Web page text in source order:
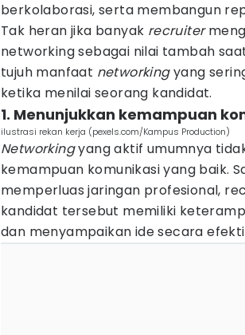
berkolaborasi, serta membangun
Tak heran jika banyak recruiter
networking sebagai nilai tambah
tujuh manfaat networkingyang
ketika menilai seorang kandidat.
1. Menunjukkan kemampuan
ilustrasi rekan kerja (pexels.com/Kampus Production)
Networkingyang aktif umumnya
kemampuan komunikasi yang baik.
memperluas jaringan profesional,
kandidat tersebut memiliki
dan menyampaikan ide secara